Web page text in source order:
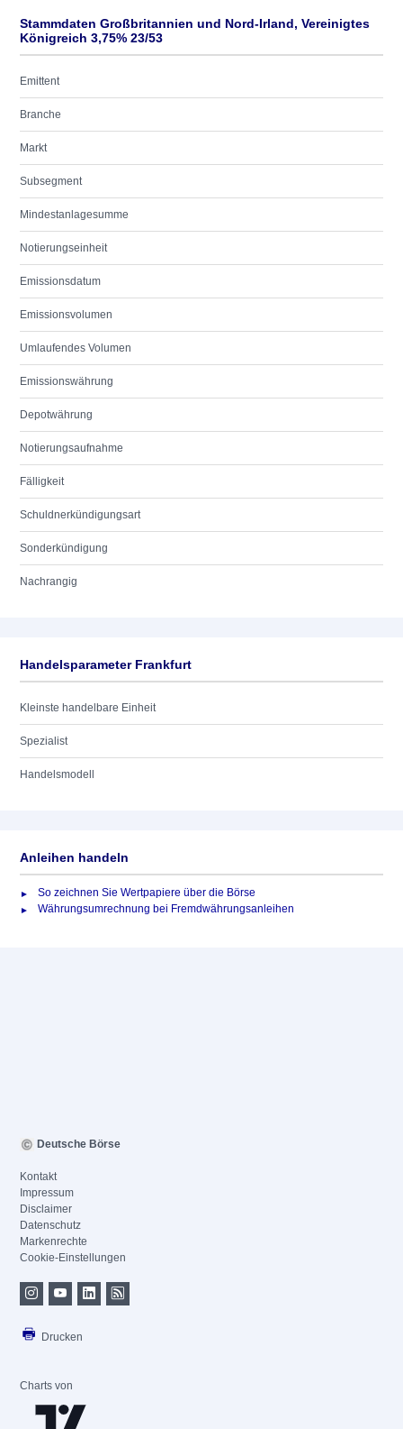
Stammdaten Großbritannien und Nord-Irland, Vereinigtes
Königreich 3,75% 23/53
Emittent
Branche
Markt
Subsegment
Mindestanlagesumme
Notierungseinheit
Emissionsdatum
Emissionsvolumen
Umlaufendes Volumen
Emissionswährung
Depotwährung
Notierungsaufnahme
Fälligkeit
Schuldnerkündigungsart
Sonderkündigung
Nachrangig
Handelsparameter Frankfurt
Kleinste handelbare Einheit
Spezialist
Handelsmodell
Anleihen handeln
So zeichnen Sie Wertpapiere über die Börse
Währungsumrechnung bei Fremdwährungsanleihen
Deutsche Börse
Kontakt
Impressum
Disclaimer
Datenschutz
Markenrechte
Cookie-Einstellungen
Drucken
Charts von